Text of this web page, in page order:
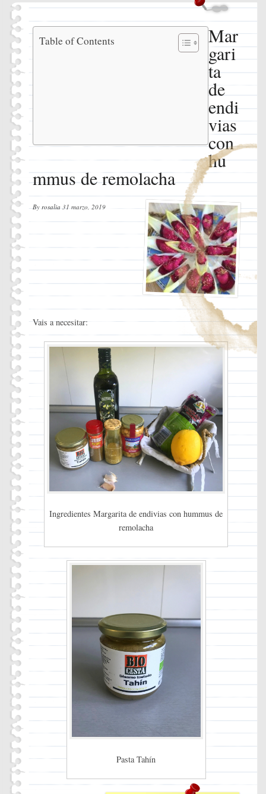
Table of Contents
Margarita
endivias
con
hummus
de
remolacha
Ingredientes
Instrucciones
Mar
gari
ta
de
endi
vias
con
hu
mmus de remolacha
By rosalia 31 marzo, 2019
Vais a necesitar:
Ingredientes Margarita de endivias con hummus de
remolacha
Pasta Tahín